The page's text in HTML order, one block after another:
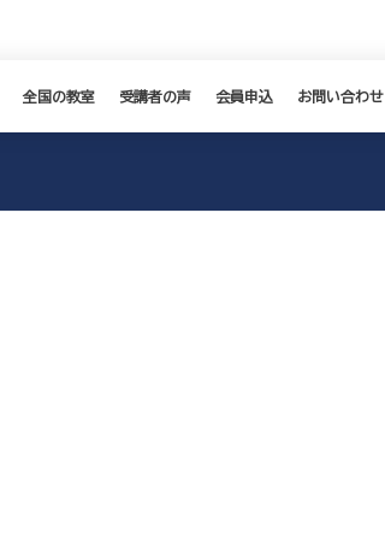
全国の教室 受講者の声 会員申込 お問い合わせ